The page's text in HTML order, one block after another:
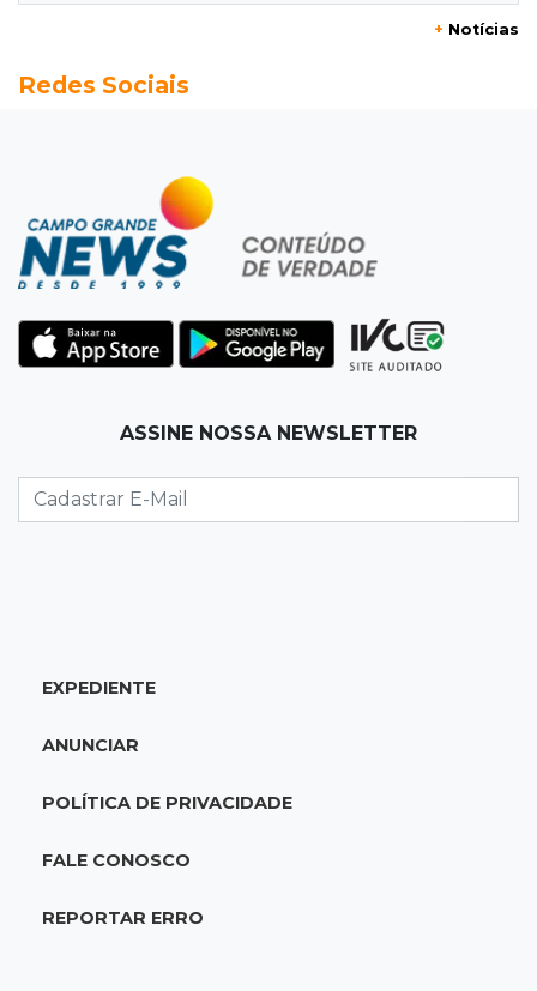
MS já tem projetos em mercado de carbono
Licenciamento ambiental
Governador quer que Imasul assuma
licenciamento de rodovias da Rota da
Celulose
10:25 Dourados
Após brilhar na Copa LNF, goleiro do
Morte no trânsito e casamento de bisavó são
destaques da semana
Punição de agressores de mulheres precisar
abandonado após acidente
+ Notícias
Redes Sociais
ASSINE NOSSA NEWSLETTER
EXPEDIENTE
ANUNCIAR
POLÍTICA DE PRIVACIDADE
FALE CONOSCO
REPORTAR ERRO